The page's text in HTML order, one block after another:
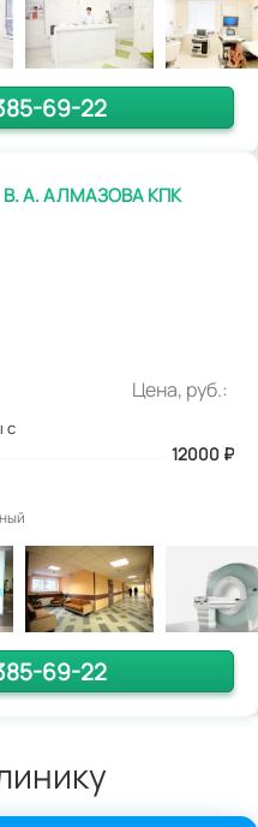
69-22
А. АЛМАЗОВА КПК
Цена, руб.:
с
12000 ₽
69-22